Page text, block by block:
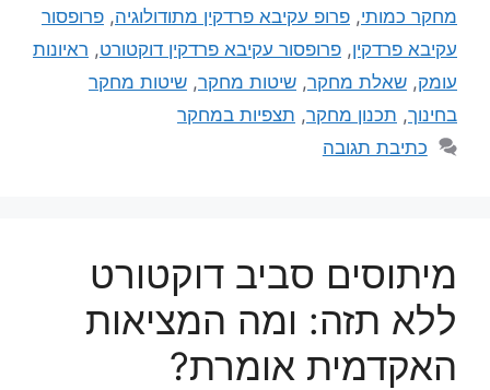
מחקר כמותי, פרופ עקיבא פרדקין מתודולוגיה, פרופסור
עקיבא פרדקין, פרופסור עקיבא פרדקין דוקטורט, ראיונות
עומק, שאלת מחקר, שיטות מחקר, שיטות מחקר
בחינוך, תכנון מחקר, תצפיות במחקר
כתיבת תגובה
מיתוסים סביב דוקטורט
ללא תזה: ומה המציאות
האקדמית אומרת?